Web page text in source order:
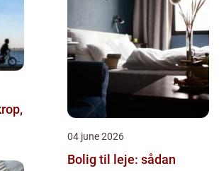
04 june 2026
Bolig til leje: sådan